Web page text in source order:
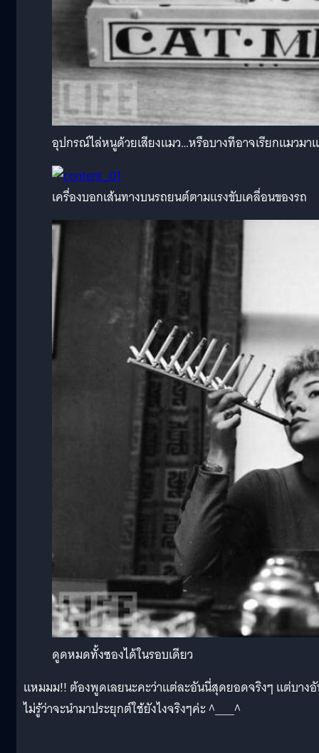
อุปกรณ์ไล่หนูด้วยเสียงแมว…หรือบางทีอาจเรียกแมวมา
เครื่องบอกเส้นทางบนรถยนต์ตามแรงขับเคลื่อนของรถ
ดูดหมดทั้งซองได้ในรอบเดียว
แหมมม!! ต้องพูดเลยนะคะว่าแต่ละอันนี่สุดยอดจริงๆ แต่บาง
ไม่รู้ว่าจะนำมาประยุกต์ใช้ยังไงจริงๆค่ะ ^___^